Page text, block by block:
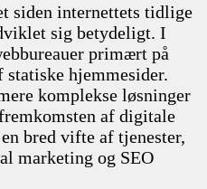
siden internettets tidlige
sig betydeligt. I
primært på
hjemmesider.
komplekse løsninger
af digitale
bred vifte af tjenester,
marketing og SEO